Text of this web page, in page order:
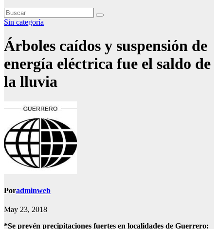
Sin categoría
Árboles caídos y suspensión de
energía eléctrica fue el saldo de
la lluvia
Poradminweb
May 23, 2018
*Se prevén precipitaciones fuertes en localidades de Guerrero: